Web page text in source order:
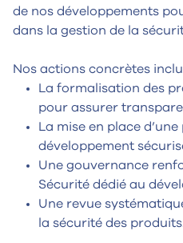
de nos développements
dans la gestion de la
Nos actions concrètes
La formalisation des
pour assurer
La mise en place
développement
Une gouvernance
Sécurité dédié au
Une revue
la sécurité des